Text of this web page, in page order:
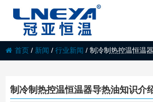
首页 / 新闻 /行业新闻 /制冷制热控温恒温
制冷制热控温恒温器导热油知识介